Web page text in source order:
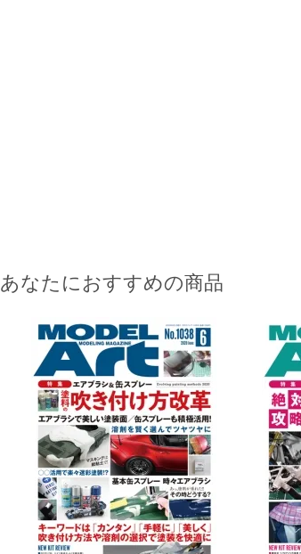
あなたにおすすめの商品